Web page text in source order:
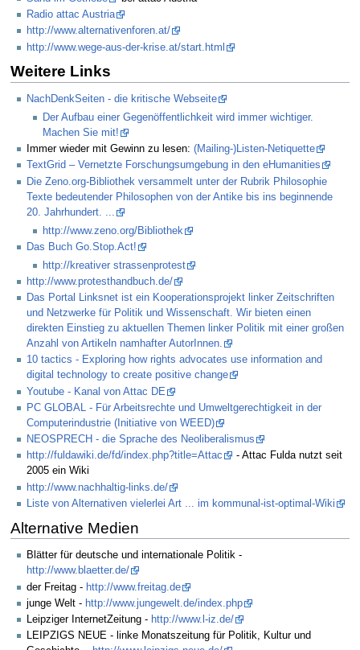
Radio attac Austria
http://www.alternativenforen.at/
http://www.wege-aus-der-krise.at/start.html
Weitere Links
NachDenkSeiten - die kritische Webseite
Der Aufbau einer Gegenöffentlichkeit wird immer wichtiger.
Machen Sie mit!
Immer wieder mit Gewinn zu lesen: (Mailing-)Listen-Netiquette
TextGrid – Vernetzte Forschungsumgebung in den eHumanities
Die Zeno.org-Bibliothek versammelt unter der Rubrik Philosophie
Texte bedeutender Philosophen von der Antike bis ins beginnende
20. Jahrhundert. ...
http://www.zeno.org/Bibliothek
Das Buch Go.Stop.Act!
http://kreativer strassenprotest
http://www.protesthandbuch.de/
Das Portal Linksnet ist ein Kooperationsprojekt linker Zeitschriften
und Netzwerke für Politik und Wissenschaft. Wir bieten einen
direkten Einstieg zu aktuellen Themen linker Politik mit einer großen
Anzahl von Artikeln namhafter AutorInnen.
10 tactics - Exploring how rights advocates use information and
digital technology to create positive change
Youtube - Kanal von Attac DE
PC GLOBAL - Für Arbeitsrechte und Umweltgerechtigkeit in der
Computerindustrie (Initiative von WEED)
NEOSPRECH - die Sprache des Neoliberalismus
http://fuldawiki.de/fd/index.php?title=Attac
- Attac Fulda nutzt seit
2005 ein Wiki
http://www.nachhaltig-links.de/
Liste von Alternativen vielerlei Art ... im kommunal-ist-optimal-Wiki
Alternative Medien
Blätter für deutsche und internationale Politik -
http://www.blaetter.de/
der Freitag - http://www.freitag.de
junge Welt - http://www.jungewelt.de/index.php
Leipziger InternetZeitung - http://www.l-iz.de/
LEIPZIGS NEUE - linke Monatszeitung für Politik, Kultur und